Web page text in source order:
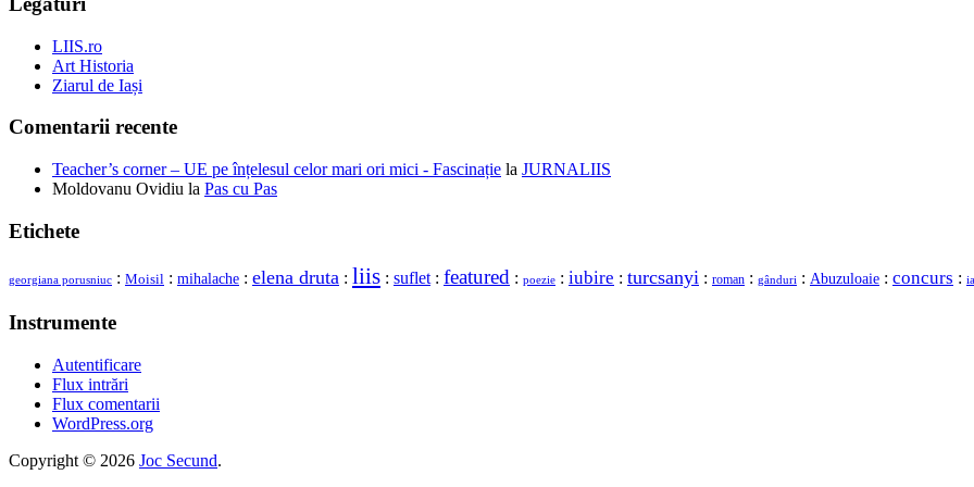
LIIS.ro
Art Historia
Ziarul de Iași
Comentarii recente
Teacher’s corner – UE pe înțelesul celor mari ori mici - Fascinație la JURNALIIS
Moldovanu Ovidiu la Pas cu Pas
Etichete
georgiana porusniuc : Moisil : mihalache : elena druta : liis : suflet : featured : poezie : iubire : turcsanyi : roman : gânduri : Abuzuloaie : concurs :
Instrumente
Autentificare
Flux intrări
Flux comentarii
WordPress.org
Copyright © 2026 Joc Secund.